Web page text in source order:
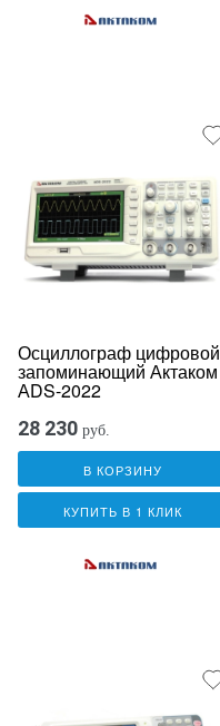
Осциллограф цифровой
запоминающий Актаком
АDS-2022
28 230 руб.
В КОРЗИНУ
КУПИТЬ В 1 КЛИК